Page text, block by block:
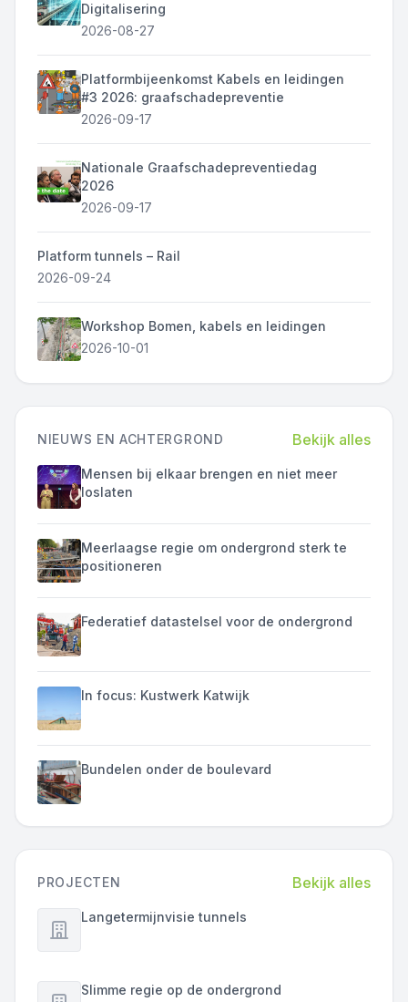
Digitalisering
2026-08-27
Platformbijeenkomst Kabels en leidingen
#3 2026: graafschadepreventie
2026-09-17
Nationale Graafschadepreventiedag
2026
2026-09-17
Platform tunnels – Rail
2026-09-24
Workshop Bomen, kabels en leidingen
2026-10-01
NIEUWS EN ACHTERGROND Bekijk alles
Mensen bij elkaar brengen en niet meer
loslaten
Meerlaagse regie om ondergrond sterk te
positioneren
Federatief datastelsel voor de ondergrond
In focus: Kustwerk Katwijk
Bundelen onder de boulevard
PROJECTEN Bekijk alles
Langetermijnvisie tunnels
Slimme regie op de ondergrond